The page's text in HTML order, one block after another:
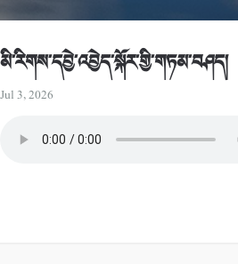
མི་རིགས་དབྱེ་འབྱེད་སྐོར་གྱི་གཏམ་བཤད།
Jul 3, 2026